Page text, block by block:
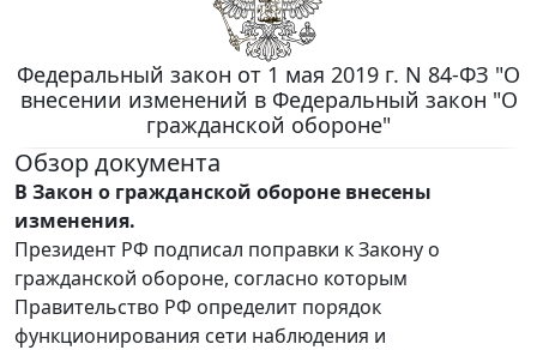
Федеральный закон от 1 мая 2019 г. N 84-ФЗ "О
внесении изменений в Федеральный закон "О
гражданской обороне"
Обзор документа
В Закон о гражданской обороне внесены
изменения.
Президент РФ подписал поправки к Закону о
гражданской обороне, согласно которым
Правительство РФ определит порядок
функционирования сети наблюдения и